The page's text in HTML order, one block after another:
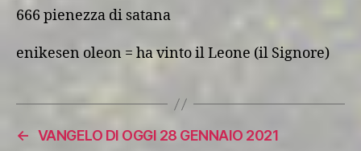
666 pienezza di satana
enikesen oleon = ha vinto il Leone (il Signore)
← VANGELO DI OGGI 28 GENNAIO 2021